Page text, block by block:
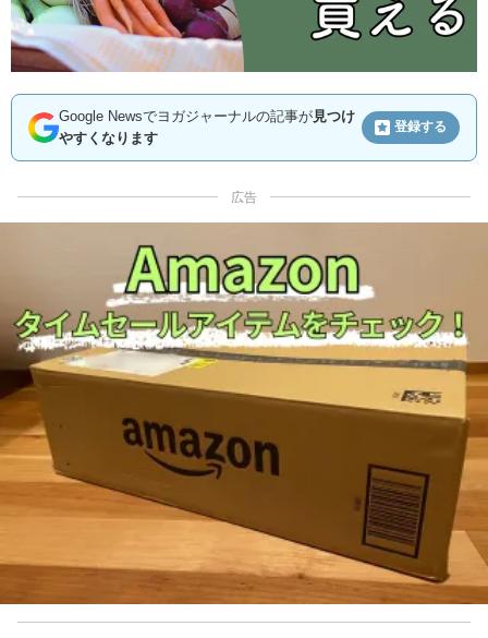
Google Newsでヨガジャーナルの記事が見つけ
やすくなります
登録する
広告